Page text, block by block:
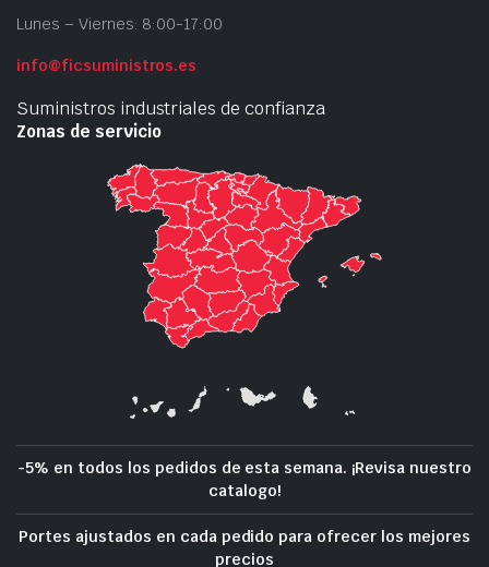
Lunes – Viernes: 8:00-17:00
info@ficsuministros.es
Suministros industriales de confianza
Zonas de servicio
-5% en todos los pedidos de esta semana. ¡Revisa nuestro
catalogo!
Portes ajustados en cada pedido para ofrecer los mejores
precios